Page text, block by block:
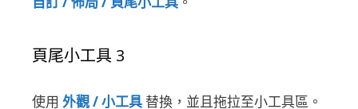
頁尾小工具 3
使用 外觀 / 小工具 替換，並且拖拉至小工具區。